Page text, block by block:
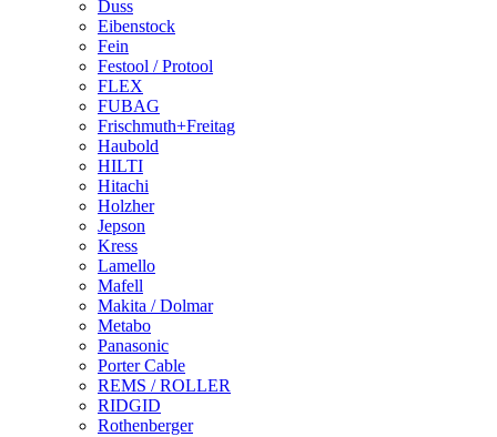
Duss
Eibenstock
Fein
Festool / Protool
FLEX
FUBAG
Frischmuth+Freitag
Haubold
HILTI
Hitachi
Holzher
Jepson
Kress
Lamello
Mafell
Makita / Dolmar
Metabo
Panasonic
Porter Cable
REMS / ROLLER
RIDGID
Rothenberger